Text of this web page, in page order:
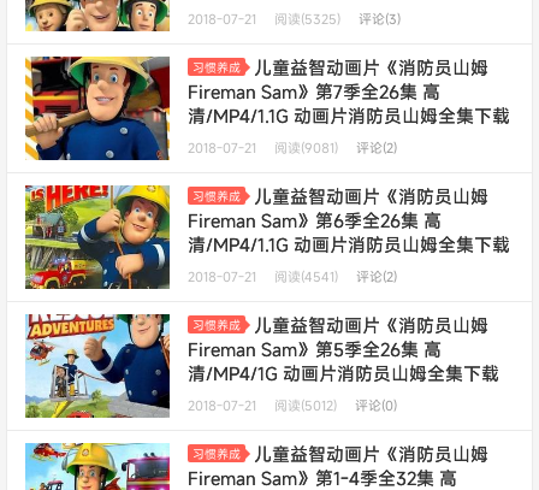
2018-07-21 阅读(5325) 评论(3)
习惯养成
儿童益智动画片《消防员山姆
Fireman Sam》第7季全26集 高
清/MP4/1.1G 动画片消防员山姆全集下载
2018-07-21 阅读(9081) 评论(2)
习惯养成
儿童益智动画片《消防员山姆
Fireman Sam》第6季全26集 高
清/MP4/1.1G 动画片消防员山姆全集下载
2018-07-21 阅读(4541) 评论(2)
习惯养成
儿童益智动画片《消防员山姆
Fireman Sam》第5季全26集 高
清/MP4/1G 动画片消防员山姆全集下载
2018-07-21 阅读(5012) 评论(0)
习惯养成
儿童益智动画片《消防员山姆
Fireman Sam》第1-4季全32集 高